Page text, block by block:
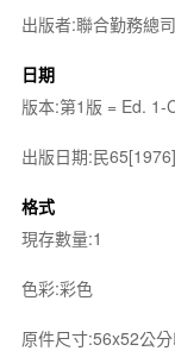
出版者:聯合勤務總
日期
版本:第1版 = Ed. 1-
出版日期:民65[1976]
格式
現存數量:1
色彩:彩色
原件尺寸:56x52公